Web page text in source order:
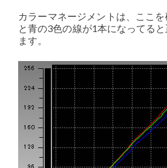
カラーマネージメントは、ここ
と青の3色の線が1本になってる
ます。